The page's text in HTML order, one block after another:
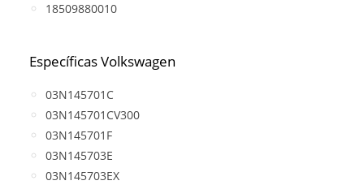
18509880010
Específicas Volkswagen
03N145701C
03N145701CV300
03N145701F
03N145703E
03N145703EX